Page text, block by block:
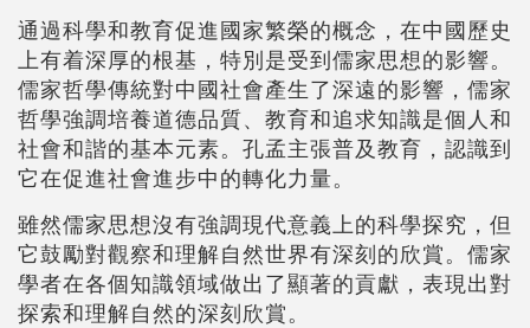
通過科學和教育促進國家繁榮的概念，在中國歷史
上有着深厚的根基，特別是受到儒家思想的影響。
儒家哲學傳統對中國社會產生了深遠的影響，儒家
哲學強調培養道德品質、教育和追求知識是個人和
社會和諧的基本元素。孔孟主張普及教育，認識到
它在促進社會進步中的轉化力量。
雖然儒家思想沒有強調現代意義上的科學探究，但
它鼓勵對觀察和理解自然世界有深刻的欣賞。儒家
學者在各個知識領域做出了顯著的貢獻，表現出對
探索和理解自然的深刻欣賞。